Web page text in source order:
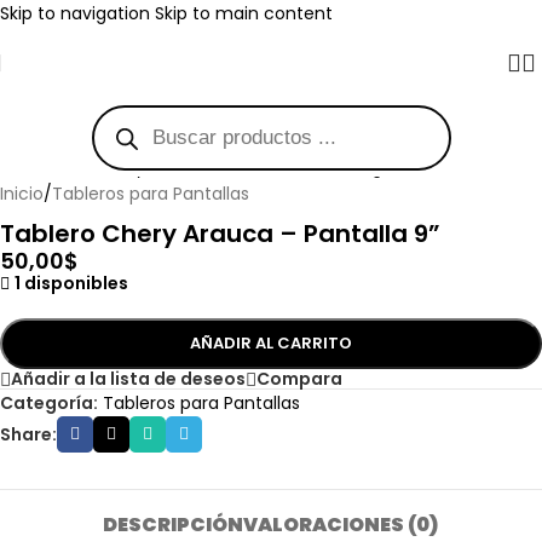
Skip to navigation Skip to main content
Haga clic para ampliar
Inicio/Tableros para Pantallas
Tablero Chery Arauca – Pantalla 9”
50,00$
1 disponibles
AÑADIR AL CARRITO
Añadir a la lista de deseos Compara
Categoría: Tableros para Pantallas
Share:
DESCRIPCIÓNVALORACIONES (0)